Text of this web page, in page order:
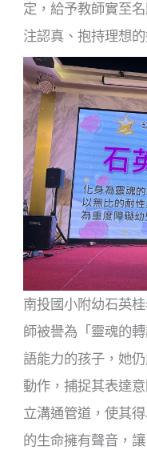
定，給予教師實至
注認真、抱持理想
南投國小附幼石英
師被譽為「靈魂的
語能力的孩子，她
動作，捕捉其表達
立溝通管道，使其
的生命擁有聲音，